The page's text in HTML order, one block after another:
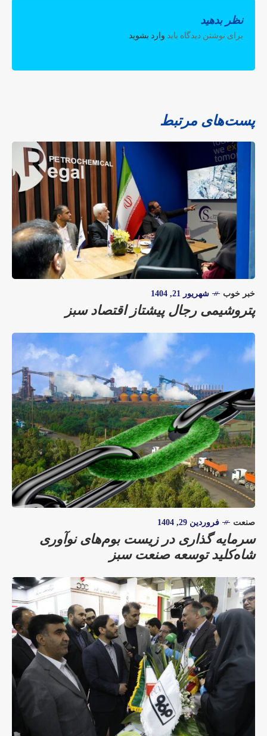
نظر بدهید
برای نوشتن دیدگاه باید وارد بشوید.
پست‌های مرتبط
خبر خوب شهریور 21, 1404
پتروشیمی رجال پیشتاز اقتصاد سبز
صنعت فروردین 29, 1404
سرمایه گذاری در زیست بوم‌های نوآوری
شاه‌کلید توسعه صنعت سبز